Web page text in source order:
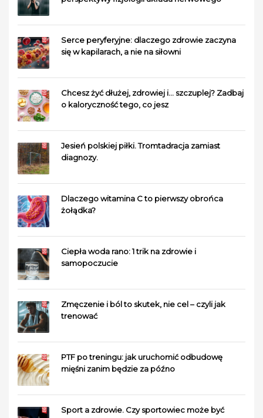
Serce peryferyjne: dlaczego zdrowie zaczyna
się w kapilarach, a nie na siłowni
Chcesz żyć dłużej, zdrowiej i… szczuplej? Zadbaj
o kaloryczność tego, co jesz
Jesień polskiej piłki. Tromtadracja zamiast
diagnozy.
Dlaczego witamina C to pierwszy obrońca
żołądka?
Ciepła woda rano: 1 trik na zdrowie i
samopoczucie
Zmęczenie i ból to skutek, nie cel – czyli jak
trenować
PTF po treningu: jak uruchomić odbudowę
mięśni zanim będzie za późno
Sport a zdrowie. Czy sportowiec może być